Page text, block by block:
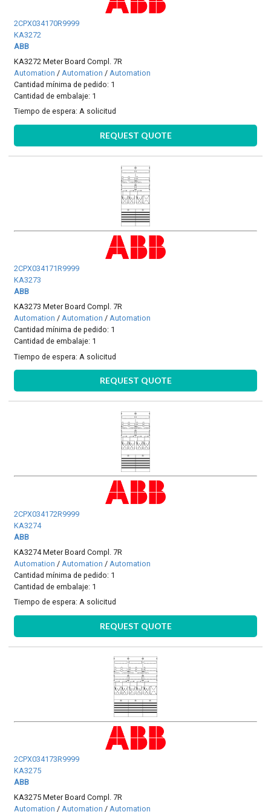
2CPX034170R9999
KA3272
ABB
KA3272 Meter Board Compl. 7R
Automation /Automation /Automation
Cantidad mínima de pedido: 1
Cantidad de embalaje: 1
Tiempo de espera:A solicitud
REQUEST QUOTE
2CPX034171R9999
KA3273
ABB
KA3273 Meter Board Compl. 7R
Automation /Automation /Automation
Cantidad mínima de pedido: 1
Cantidad de embalaje: 1
Tiempo de espera: A solicitud
REQUEST QUOTE
2CPX034172R9999
KA3274
ABB
KA3274 Meter Board Compl. 7R
Automation / Automation / Automation
Cantidad mínima de pedido: 1
Cantidad de embalaje: 1
Tiempo de espera:A solicitud
REQUEST QUOTE
2CPX034173R9999
KA3275
ABB
KA3275 Meter Board Compl. 7R
Automation /Automation /Automation